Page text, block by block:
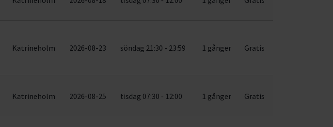
Katrineholm 2026-08-23 söndag 21:30 - 23:59 1 gånger Gratis
Katrineholm 2026-08-25 tisdag 07:30 - 12:00 1 gånger Gratis